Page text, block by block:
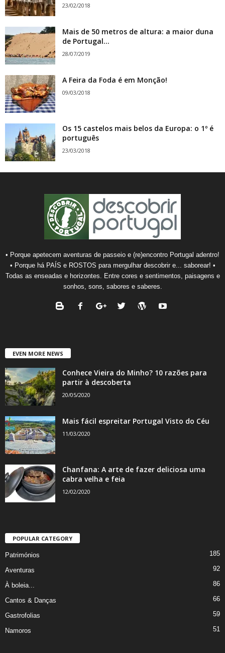
23/02/2018
Mais de 50 metros de altura: a maior duna
de Portugal...
28/07/2019
A Feira da Foda é em Monção!
09/03/2018
Os 15 castelos mais belos da Europa: o 1º é
português
23/03/2018
• Porque apetecem aventuras de passeio e (re)encontro Portugal adentro!
• Porque há PAÍS e ROSTOS para mergulhar descobrir e... saborear! •
Todas as enseadas e horizontes. Entre cores e sentimentos, paisagens e
sonhos, sons, sabores e saberes.
EVEN MORE NEWS
Conhece Vieira do Minho? 10 razões para
partir à descoberta
20/05/2020
Mais fácil espreitar Portugal Visto do Céu
11/03/2020
Chanfana: A arte de fazer deliciosa uma
cabra velha e feia
12/02/2020
POPULAR CATEGORY
Patrimónios 185
Aventuras 92
À boleia... 86
Cantos & Danças 66
Gastrofolias 59
Namoros 51